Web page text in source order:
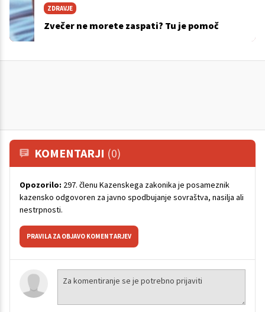
ZDRAVJE
Zvečer ne morete zaspati? Tu je pomoč
KOMENTARJI (0)
Opozorilo: 297. členu Kazenskega zakonika je posameznik
kazensko odgovoren za javno spodbujanje sovraštva, nasilja ali
nestrpnosti.
PRAVILA ZA OBJAVO KOMENTARJEV